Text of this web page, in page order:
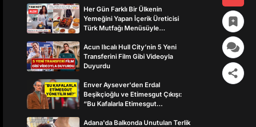
Her Gün Farklı Bir Ülkenin
Yemeğini Yapan İçerik Üreticisi
Türk Mutfağı Menüsüyle
Acun Ilıcalı Hull City’nin 5 Yeni
Transferini Film Gibi Videoyla
Duyurdu
Enver Aysever'den Erdal
Beşikçioğlu ve Etimesgut Çıkışı:
“Bu Kafalarla Etimesgut
Adana'da Balkonda Unutulan Terlik